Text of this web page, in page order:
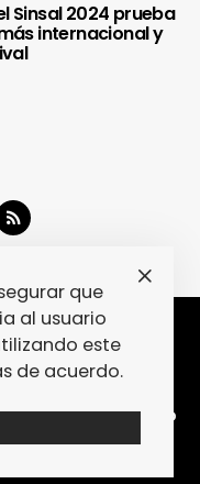
Sinsal 2024 prueba
internacional y
DE PRIVACIDAD
que
al usuario
este
de acuerdo.